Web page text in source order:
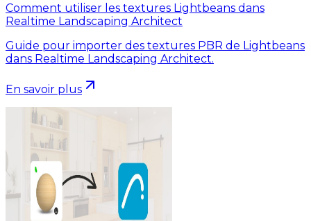
Comment utiliser les textures Lightbeans dans
Realtime Landscaping Architect
Guide pour importer des textures PBR de Lightbeans
dans Realtime Landscaping Architect.
En savoir plus